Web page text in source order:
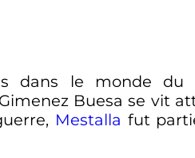
dans le monde du
Buesa se vit
Mestalla fut